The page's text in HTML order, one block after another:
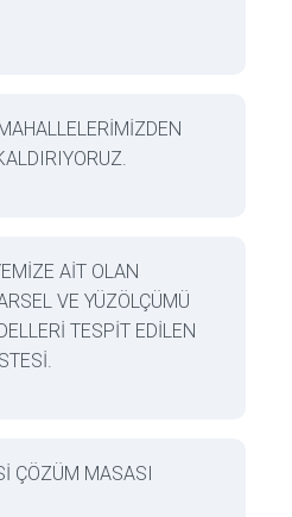
AİT OLAN
VE YÜZÖLÇÜMÜ
TESPİT EDİLEN
ÇÖZÜM MASASI